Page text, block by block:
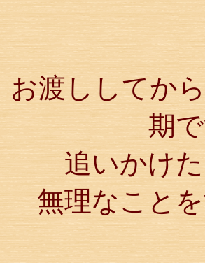
お渡ししてか
期
追いかけ
無理なこと